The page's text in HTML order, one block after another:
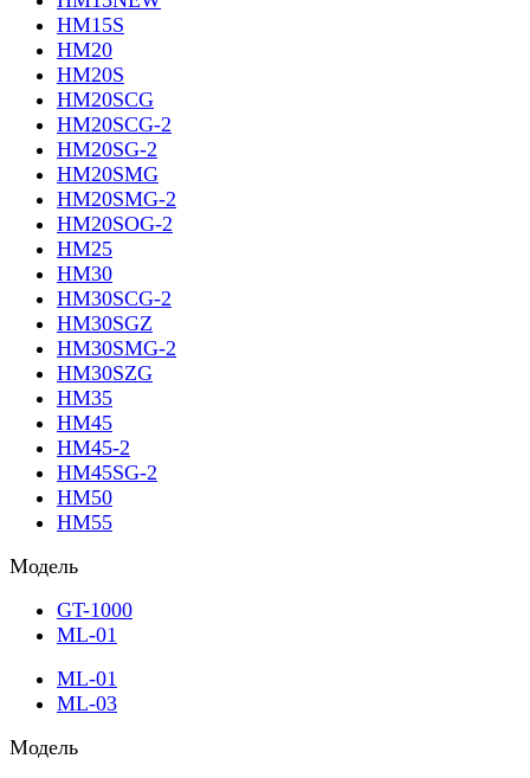
HM15S
HM20
HM20S
HM20SCG
HM20SCG-2
HM20SG-2
HM20SMG
HM20SMG-2
HM20SOG-2
HM25
HM30
HM30SCG-2
HM30SGZ
HM30SMG-2
HM30SZG
HM35
HM45
HM45-2
HM45SG-2
HM50
HM55
Модель
GT-1000
ML-01
ML-01
ML-03
Модель